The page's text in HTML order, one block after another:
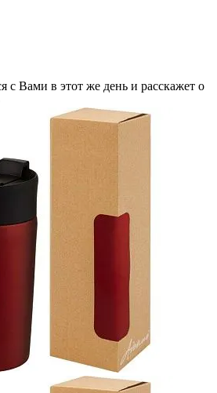
с Вами в этот же день и расскажет о